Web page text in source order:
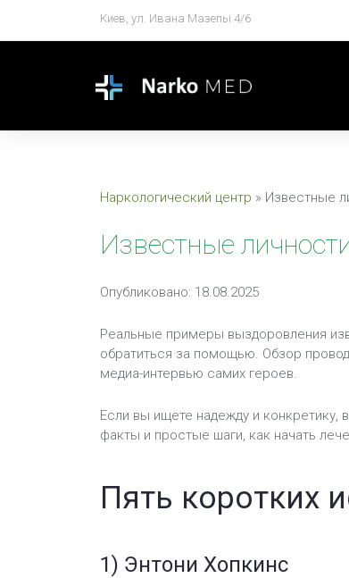
Киев, ул. Ивана Мазепы 4/6
Наркологический центр » Известные
Известные
Опубликовано: 18.08.2025
Реальные примеры выздоровления
обратиться за помощью. Обзор
медиа-интервью самих героев.
Если вы ищете надежду и
факты и простые шаги, как начать
Пять коротких
1) Энтони Хопкинс